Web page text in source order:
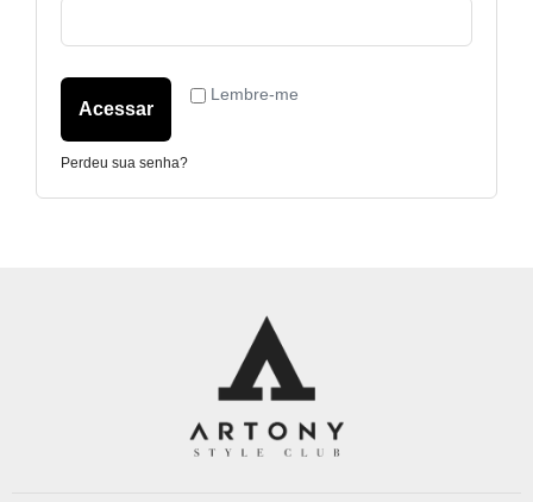
Lembre-me
Acessar
Perdeu sua senha?